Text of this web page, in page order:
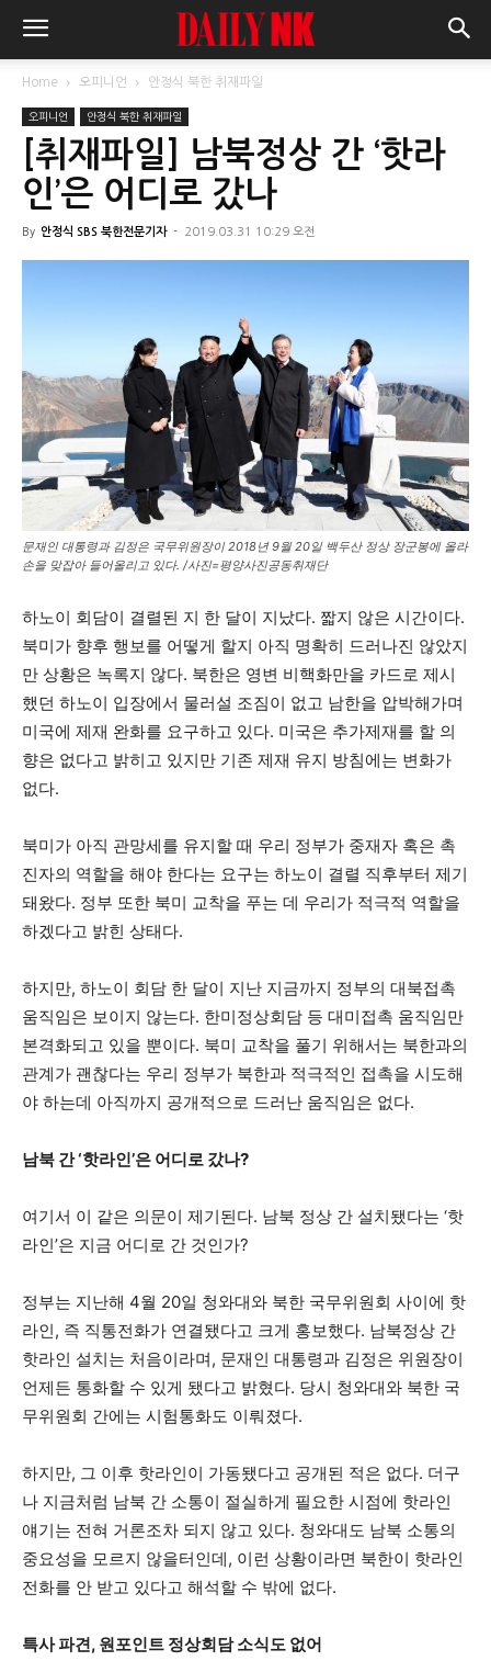
Home 오피니언 안정식 북한 취재파일
오피니언 안정식 북한 취재파일
[취재파일] 남북정상 간 ‘핫라
인’은 어디로 갔나
By 안정식 SBS 북한전문기자 - 2019.03.31 10:29 오전
문재인 대통령과 김정은 국무위원장이 2018년 9월 20일 백두산 정상 장군봉에 올라
손을 맞잡아 들어올리고 있다. /사진=평양사진공동취재단
하노이 회담이 결렬된 지 한 달이 지났다. 짧지 않은 시간이다.
북미가 향후 행보를 어떻게 할지 아직 명확히 드러나진 않았지
만 상황은 녹록지 않다. 북한은 영변 비핵화만을 카드로 제시
했던 하노이 입장에서 물러설 조짐이 없고 남한을 압박해가며
미국에 제재 완화를 요구하고 있다. 미국은 추가제재를 할 의
향은 없다고 밝히고 있지만 기존 제재 유지 방침에는 변화가
없다.
북미가 아직 관망세를 유지할 때 우리 정부가 중재자 혹은 촉
진자의 역할을 해야 한다는 요구는 하노이 결렬 직후부터 제기
돼왔다. 정부 또한 북미 교착을 푸는 데 우리가 적극적 역할을
하겠다고 밝힌 상태다.
하지만, 하노이 회담 한 달이 지난 지금까지 정부의 대북접촉
움직임은 보이지 않는다. 한미정상회담 등 대미접촉 움직임만
본격화되고 있을 뿐이다. 북미 교착을 풀기 위해서는 북한과의
관계가 괜찮다는 우리 정부가 북한과 적극적인 접촉을 시도해
야 하는데 아직까지 공개적으로 드러난 움직임은 없다.
남북 간‘핫라인’은 어디로 갔나?
여기서 이 같은 의문이 제기된다. 남북 정상 간 설치됐다는 ‘핫
라인’은 지금 어디로 간 것인가?
정부는 지난해 4월 20일 청와대와 북한 국무위원회 사이에 핫
라인, 즉 직통전화가 연결됐다고 크게 홍보했다. 남북정상 간
핫라인 설치는 처음이라며, 문재인 대통령과 김정은 위원장이
언제든 통화할 수 있게 됐다고 밝혔다. 당시 청와대와 북한 국
무위원회 간에는 시험통화도 이뤄졌다.
하지만, 그 이후 핫라인이 가동됐다고 공개된 적은 없다. 더구
나 지금처럼 남북 간 소통이 절실하게 필요한 시점에 핫라인
얘기는 전혀 거론조차 되지 않고 있다. 청와대도 남북 소통의
중요성을 모르지 않을터인데, 이런 상황이라면 북한이 핫라인
전화를 안 받고 있다고 해석할 수 밖에 없다.
특사 파견, 원포인트 정상회담 소식도 없어